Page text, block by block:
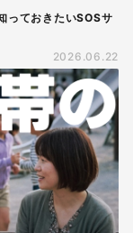
っておきたいSOSサ
2026.06.22